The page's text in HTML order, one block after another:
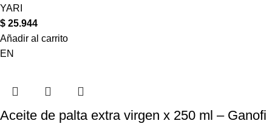
YARI
$ 25.944
Añadir al carrito
EN
Aceite de palta extra virgen x 250 ml – Ganofi